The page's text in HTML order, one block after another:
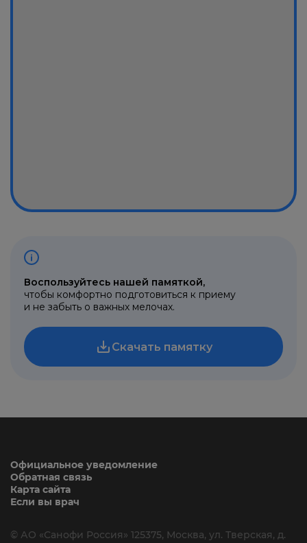
© АО «Санофи Россия» 125375, Москва, ул. Тверская, д.
Официальное уведомление
Обратная связь
Карта сайта
Если вы врач